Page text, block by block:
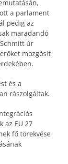
a parlament
pedig az
maradandó
úr
mozgósít
és a
rászolgáltak.
az EU 27
fő törekvése